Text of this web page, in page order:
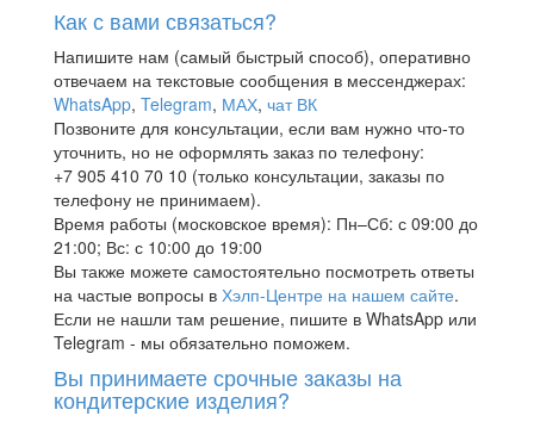
Как с вами связаться?
Напишите нам (самый быстрый способ), оперативно
отвечаем на текстовые сообщения в мессенджерах:
WhatsApp, Telegram, МАХ, чат ВК
Позвоните для консультации, если вам нужно что-то
уточнить, но не оформлять заказ по телефону:
+7 905 410 70 10 (только консультации, заказы по
телефону не принимаем).
Время работы (московское время): Пн–Сб: с 09:00 до
21:00; Вс: с 10:00 до 19:00
Вы также можете самостоятельно посмотреть ответы
на частые вопросы в Хэлп-Центре на нашем сайте.
Если не нашли там решение, пишите в WhatsApp или
Telegram - мы обязательно поможем.
Вы принимаете срочные заказы на
кондитерские изделия?